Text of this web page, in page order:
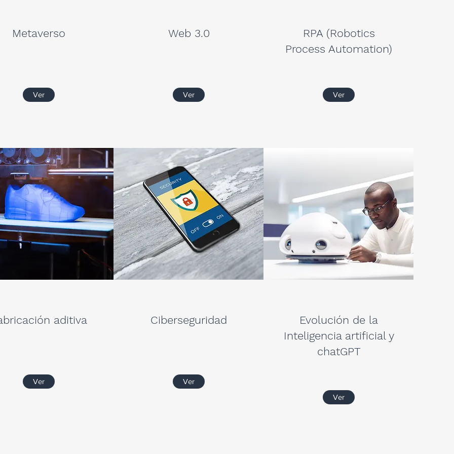
Metaverso
Ver
Web 3.0
Ver
RPA (Robotics
Process Automation)
Ver
aditiva
Ver
Ciberseguridad
Ver
Evolución de la
Inteligencia artificial y
chatGPT
Ver